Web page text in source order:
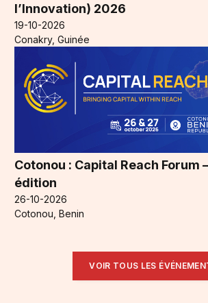
l’Innovation) 2026
19-10-2026
Conakry, Guinée
Cotonou : Capital Reach Forum
édition
26-10-2026
Cotonou, Benin
VOIR TOUS LES